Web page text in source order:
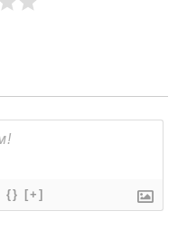
{} [+]